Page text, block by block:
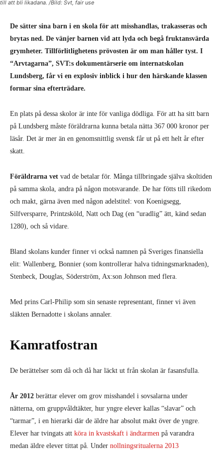
till att bli likadana. /Bild: Svt, fair use
De sätter sina barn i en skola för att misshandlas, trakasseras och
brytas ned. De vänjer barnen vid att lyda och begå fruktansvärda
grymheter. Tillförlitlighetens prövosten är om man håller tyst. I
“Arvtagarna”, SVT:s dokumentärserie om internatskolan
Lundsberg, får vi en explosiv inblick i hur den härskande klassen
formar sina efterträdare.
En plats på dessa skolor är inte för vanliga dödliga. För att ha sitt barn
på Lundsberg måste föräldrarna kunna betala nätta 367 000 kronor per
läsår. Det är mer än en genomsnittlig svensk får ut på ett helt år efter
skatt.
Föräldrarna vet vad de betalar för. Många tillbringade själva skoltiden
på samma skola, andra på någon motsvarande. De har fötts till rikedom
och makt, gärna även med någon adelstitel: von Koenigsegg,
Silfversparre, Printzsköld, Natt och Dag (en “uradlig” ätt, känd sedan
1280), och så vidare.
Bland skolans kunder finner vi också namnen på Sveriges finansiella
elit: Wallenberg, Bonnier (som kontrollerar halva tidningsmarknaden),
Stenbeck, Douglas, Söderström, Ax:son Johnson med flera.
Med prins Carl-Philip som sin senaste representant, finner vi även
släkten Bernadotte i skolans annaler.
Kamratfostran
De berättelser som då och då har läckt ut från skolan är fasansfulla.
År 2012 berättar elever om grov misshandel i sovsalarna under
nätterna, om gruppvåldtäkter, hur yngre elever kallas “slavar” och
“tarmar”, i en hierarki där de äldre har absolut makt över de yngre.
Elever har tvingats att köra in kvastskaft i ändtarmen på varandra
medan äldre elever tittat på. Under nollningsritualerna 2013